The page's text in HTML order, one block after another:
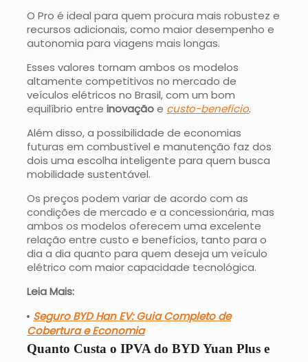
O Pro é ideal para quem procura mais robustez e
recursos adicionais, como maior desempenho e
autonomia para viagens mais longas.
Esses valores tornam ambos os modelos
altamente competitivos no mercado de
veículos elétricos no Brasil, com um bom
equilíbrio entreinovaçãoe custo-benefício.
Além disso, a possibilidade de economias
futuras em combustível e manutenção faz dos
dois uma escolha inteligente para quem busca
mobilidade sustentável.
Os preços podem variar de acordo com as
condições de mercado e a concessionária, mas
ambos os modelos oferecem uma excelente
relação entre custo e benefícios, tanto para o
dia a dia quanto para quem deseja um veículo
elétrico com maior capacidade tecnológica.
Leia Mais:
Seguro BYD Han EV: Guia Completo de
Cobertura e Economia
Quanto Custa o IPVA do BYD Yuan Plus e